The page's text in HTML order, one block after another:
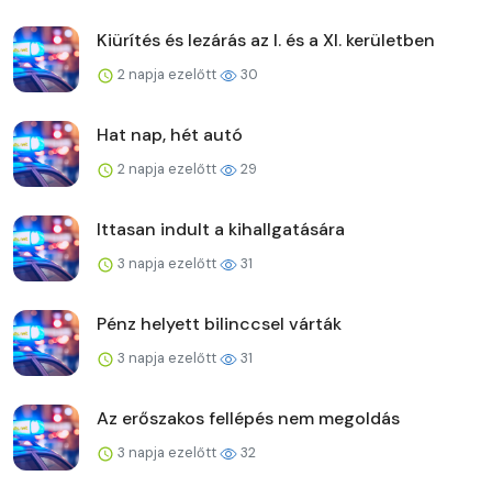
Kiürítés és lezárás az I. és a XI. kerületben
2 napja ezelőtt 30
Hat nap, hét autó
2 napja ezelőtt 29
Ittasan indult a kihallgatására
3 napja ezelőtt 31
Pénz helyett bilinccsel várták
3 napja ezelőtt 31
Az erőszakos fellépés nem megoldás
3 napja ezelőtt 32